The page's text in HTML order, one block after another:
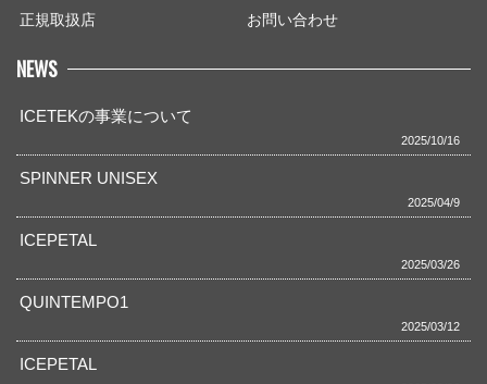
正規取扱店 お問い合わせ
NEWS
ICETEKの事業について
2025/10/16
SPINNER UNISEX
2025/04/9
ICEPETAL
2025/03/26
QUINTEMPO1
2025/03/12
ICEPETAL